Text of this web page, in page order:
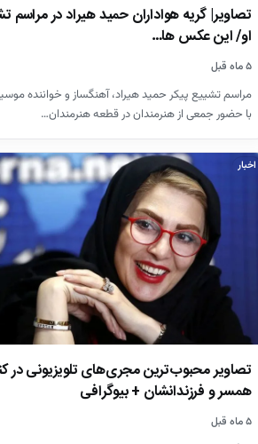
تصاویر| گریه هواداران حمید هیراد در مراسم
او/ این عکس ها…
۵ ماه قبل
مراسم تشییع پیکر حمید هیراد، آهنگساز و خواننده
با حضور جمعی از هنرمندان در قطعه هنرمندان…
اخبار
تصاویر محبوب‌ترین مجری‌های تلویزیونی در
همسر و فرزندانشان + بیوگرافی
۵ ماه قبل